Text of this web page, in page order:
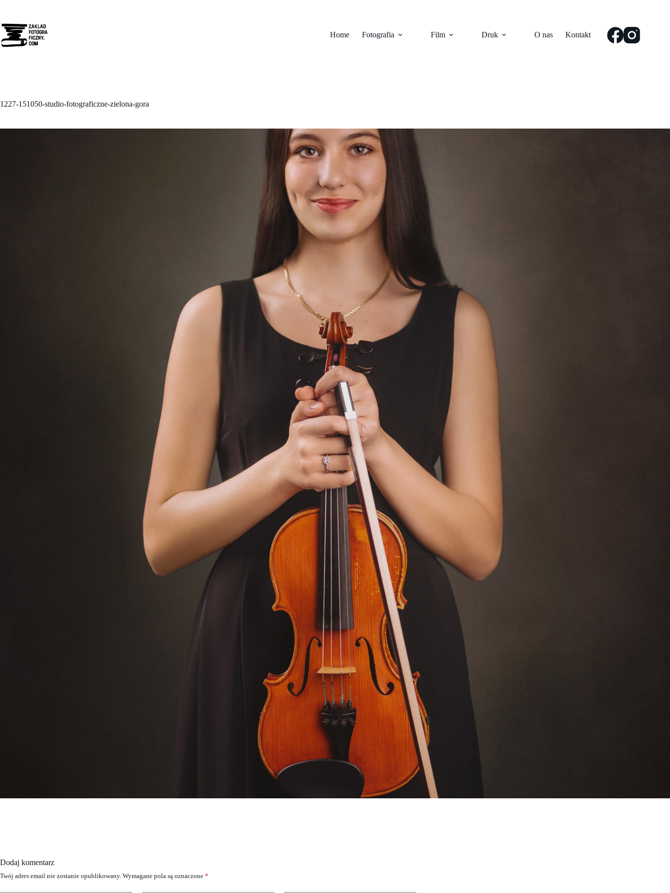
treści
Home
Fotografia Film Druk O nas Kontakt
1227-151050-studio-fotograficzne-zielona-gora
Dodaj komentarz
Twój adres email nie zostanie opublikowany. Wymagane pola są oznaczone *